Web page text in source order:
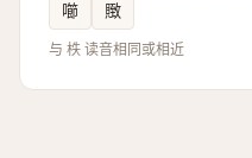
㘉
䞃
与 柣 读音相同或相近